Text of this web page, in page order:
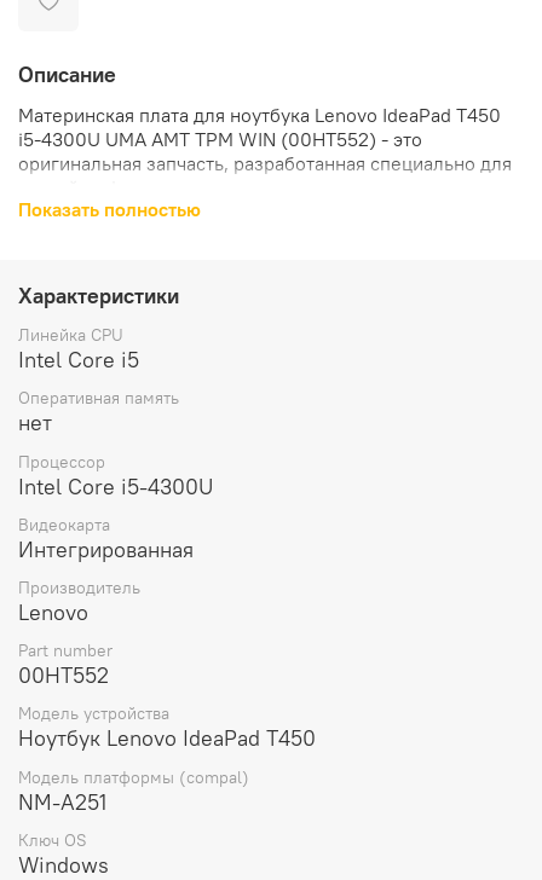
Описание
Материнская плата для ноутбука Lenovo IdeaPad T450
i5-4300U UMA AMT TPM WIN (00HT552) - это
оригинальная запчасть, разработанная специально для
обеспечивает высокую производительность и
стабильную работу ноутбука.
Совместимость с устройствами Lenovo: данная
использования в ноутбуке Lenovo IdeaPad T450.
Комплектация материнской платы включает в себя все
необходимые компоненты для установки и
использования.
Вес материнской платы составляет 300 грамм, что
установки.
Выбирая материнскую плату для ноутбука Lenovo
IdeaPad T450 i5-4300U UMA AMT TPM WIN (00HT552),
производителя, которая обеспечит стабильную работу
вашего устройства и продлит его срок службы.
Показать полностью
Характеристики
Линейка CPU
Intel Core i5
Оперативная память
нет
Процессор
Intel Core i5-4300U
Видеокарта
Интегрированная
Производитель
Lenovo
Part number
00HT552
Модель устройства
Ноутбук Lenovo IdeaPad T450
Модель платформы (compal)
NM-A251
Ключ OS
Windows